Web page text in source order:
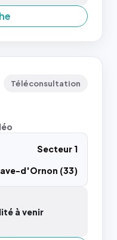
Téléconsultation
Secteur 1
d'Ornon (33)
à venir